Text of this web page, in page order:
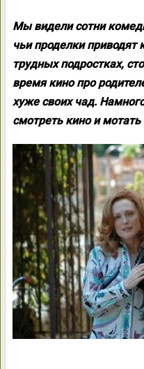
Мы видели сотни
чьи проделки
трудных подростках,
время кино про
хуже своих чад.
смотреть кино и мотать